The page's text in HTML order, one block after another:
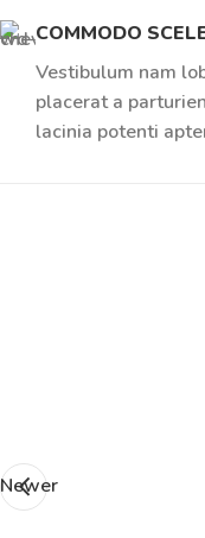
COMMODO
Vestibulum nam
placerat a
lacinia potenti
Newer